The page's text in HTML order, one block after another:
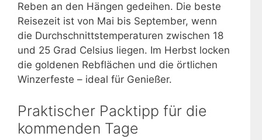
Reben an den Hängen gedeihen. Die beste
Reisezeit ist von Mai bis September, wenn
die Durchschnittstemperaturen zwischen 18
und 25 Grad Celsius liegen. Im Herbst locken
die goldenen Rebflächen und die örtlichen
Winzerfeste – ideal für Genießer.
Praktischer Packtipp für die
kommenden Tage